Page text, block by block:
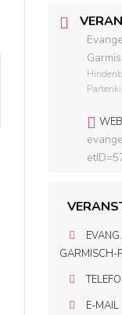
GARMISCH-
E-MAIL